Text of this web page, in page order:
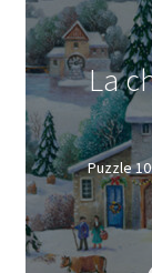
La
Puzzle